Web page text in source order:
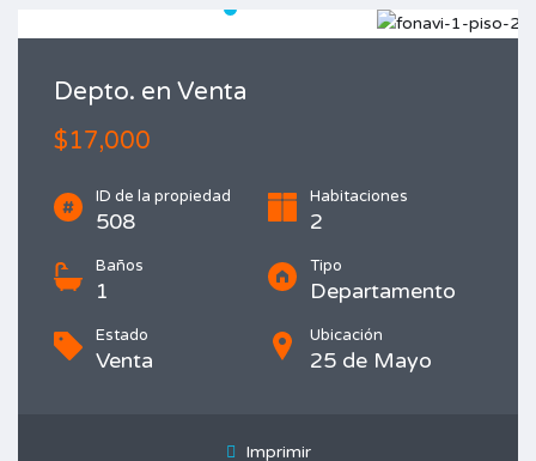
Depto. en Venta
$17,000
ID de la propiedad
508
Habitaciones
2
Baños
1
Tipo
Departamento
Estado
Venta
Ubicación
25 de Mayo
Imprimir